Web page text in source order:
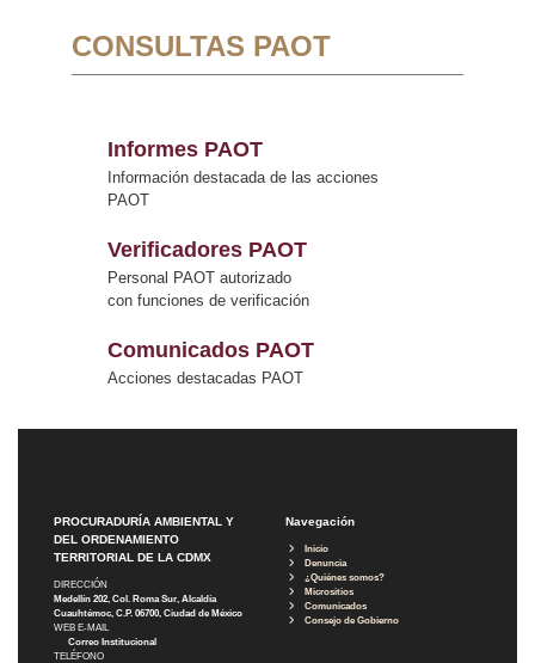
CONSULTAS PAOT
Informes PAOT
Información destacada de las acciones
PAOT
Verificadores PAOT
Personal PAOT autorizado
con funciones de verificación
Comunicados PAOT
Acciones destacadas PAOT
PROCURADURÍA AMBIENTAL Y
DEL ORDENAMIENTO
TERRITORIAL DE LA CDMX
DIRECCIÓN
Medellín 202, Col. Roma Sur, Alcaldía
Cuauhtémoc, C.P. 06700, Ciudad de México
WEB E-MAIL
Correo Institucional
TELÉFONO
Navegación
Inicio
Denuncia
¿Quiénes somos?
Micrositios
Comunicados
Consejo de Gobierno